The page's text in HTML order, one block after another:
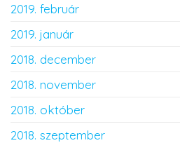
2019. február
2019. január
2018. december
2018. november
2018. október
2018. szeptember